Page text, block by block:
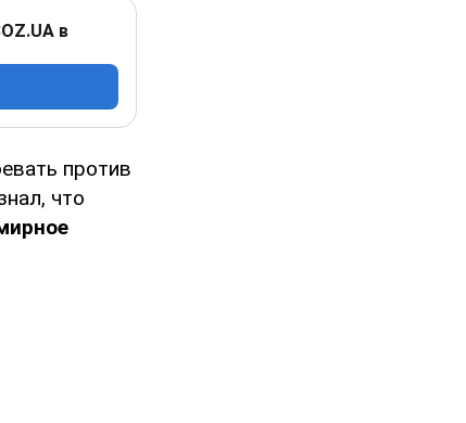
в
против
что